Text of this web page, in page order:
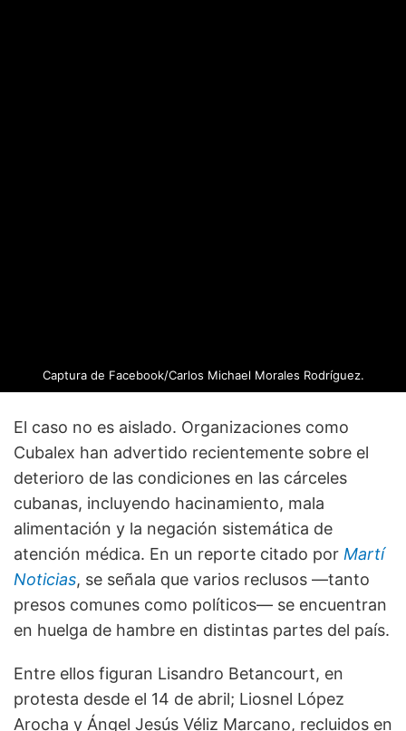
Captura de Facebook/Carlos Michael Morales Rodríguez.
El caso no es aislado. Organizaciones como
Cubalex han advertido recientemente sobre el
deterioro de las condiciones en las cárceles
cubanas, incluyendo hacinamiento, mala
alimentación y la negación sistemática de
atención médica. En un reporte citado por Martí
Noticias, se señala que varios reclusos —tanto
presos comunes como políticos— se encuentran
en huelga de hambre en distintas partes del país.
Entre ellos figuran Lisandro Betancourt, en
protesta desde el 14 de abril; Liosnel López
Arocha y Ángel Jesús Véliz Marcano, recluidos en